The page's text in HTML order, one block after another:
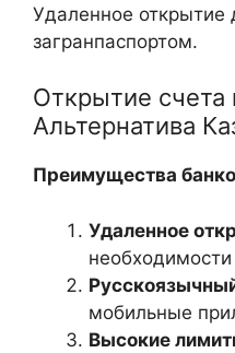
Удаленное открытие
загранпаспортом.
Открытие счета
Альтернатива
Преимущества
Удаленное
необходимости
мобильные
Высокие